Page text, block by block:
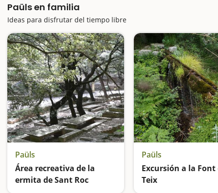
escalonadas y estrechas le otorgan un aire
encantador,…
Paüls en familia
Ideas para disfrutar del tiempo libre
Paüls
Área recreativa de la
ermita de Sant Roc
Paüls
Excursión a la Font
Teix